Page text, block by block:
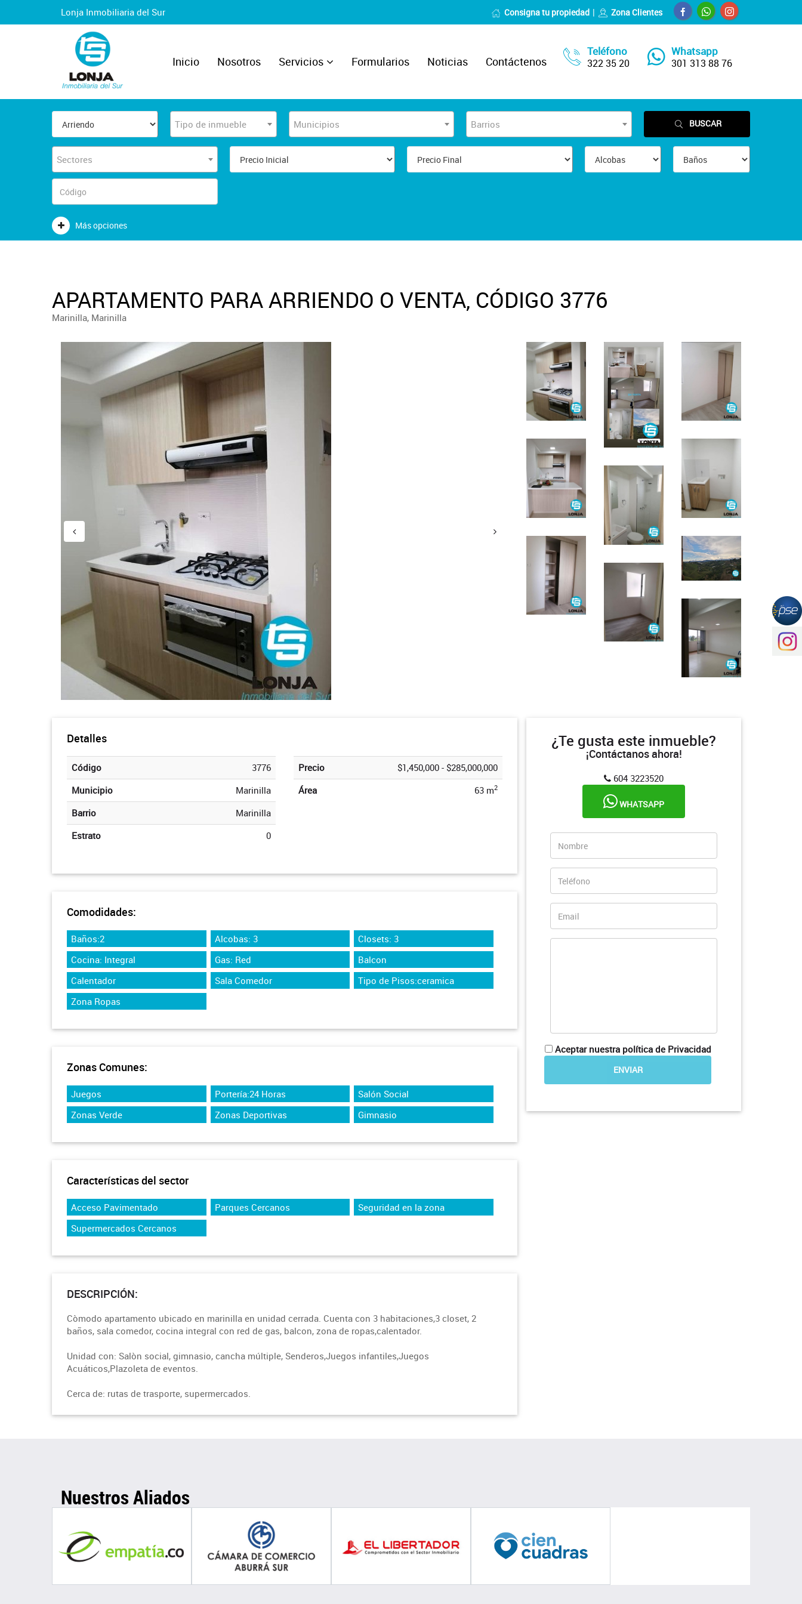
Lonja Inmobiliaria del Sur Consigna tu propiedad Zona Clientes
Teléfono
322 35 20
Whatsapp
301 313 88 76
Inicio Nosotros Servicios Formularios Noticias Contáctenos
Tipo de inmueble Municipios Barrios BUSCAR
Sectores
Más opciones
APARTAMENTO PARA ARRIENDO O VENTA, CÓDIGO 3776
Marinilla, Marinilla
Detalles
Código
3776
Municipio
Marinilla
Barrio
Marinilla
Estrato
0
Precio
$1,450,000 - $285,000,000
Área
63 m2
Comodidades:
Baños:2 Alcobas: 3
Closets: 3
Cocina: Integral
Gas: Red
Balcon
Calentador
Sala Comedor
Tipo de Pisos:ceramica
Zona Ropas
Zonas Comunes:
Juegos Portería:24 Horas
Salón Social
Zonas Verde
Zonas Deportivas Gimnasio
Características del sector
Acceso Pavimentado Parques Cercanos
Seguridad en la zona
Supermercados Cercanos
DESCRIPCIÓN:
Còmodo apartamento ubicado en marinilla en unidad cerrada. Cuenta con 3 habitaciones,3 closet, 2
baños, sala comedor, cocina integral con red de gas, balcon, zona de ropas,calentador.
Unidad con: Salòn social, gimnasio, cancha múltiple, Senderos,Juegos infantiles,Juegos
Acuáticos,Plazoleta de eventos.
Cerca de: rutas de trasporte, supermercados.
¿Te gusta este inmueble?
¡Contáctanos ahora!
604 3223520
WHATSAPP
Aceptar nuestra política de Privacidad
Nuestros Aliados